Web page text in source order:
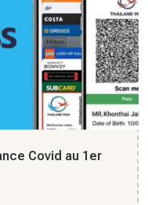
Covid au 1er